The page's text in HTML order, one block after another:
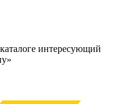
интересующий